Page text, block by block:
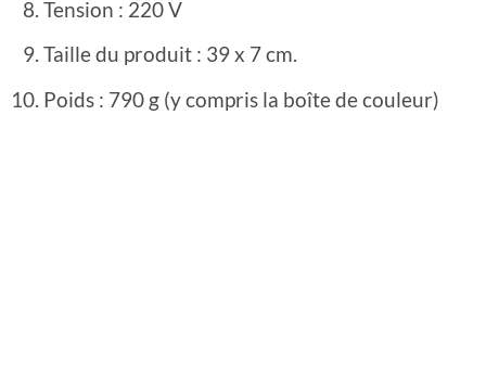
Tension : 220 V
Taille du produit : 39 x 7 cm.
Poids : 790 g (y compris la boîte de couleur)